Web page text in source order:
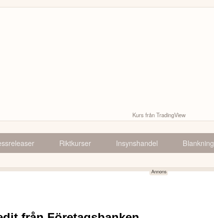
Kurs från TradingView
Riktkurser Insynshandel Blankning